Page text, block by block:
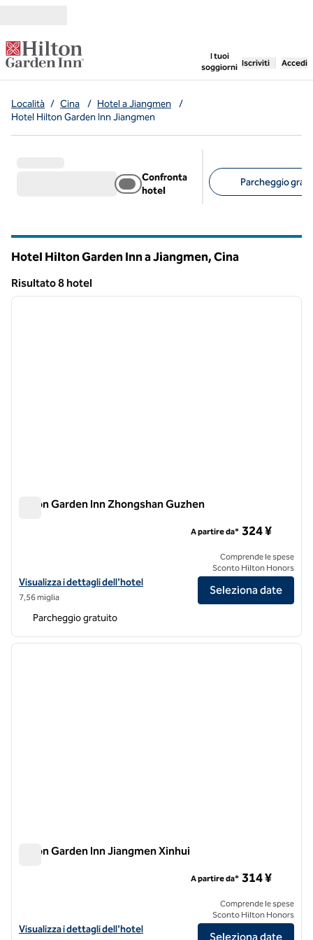
I tuoi
soggiorni
, apre una
Iscriviti Accedi
Località / Cina / Hotel a Jiangmen
/
Hotel Hilton Garden Inn Jiangmen
Confronta
hotel
Parcheggio
Hotel Hilton Garden Inn a Jiangmen, Cina
Risultato 8 hotel
Risultato 8 hotel
1 di 12
Hilton Garden Inn Zhongshan Guzhen
Visualizza i dettagli dell'hotel Hilton Garden Inn Zhongshan Guzhen
Visualizza i dettagli dell'hotel
7,56 miglia
A partire da* 324 ¥
Comprende le spese
Sconto Hilton Honors
Seleziona date
Parcheggio gratuito
1 di 12
Hilton Garden Inn Jiangmen Xinhui
Visualizza i dettagli dell'hotel Hilton Garden Inn Jiangmen Xinhui
Visualizza i dettagli dell'hotel
A partire da* 314 ¥
Comprende le spese
Sconto Hilton Honors
Seleziona date